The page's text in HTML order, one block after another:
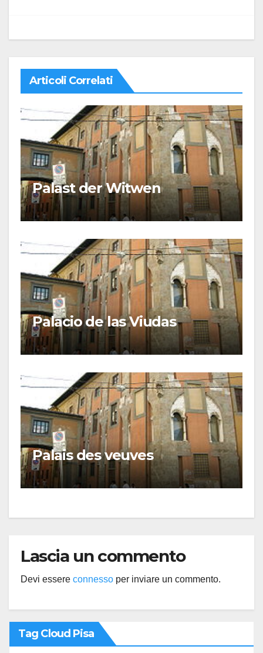
Articoli Correlati
Palast der Witwen
Palacio de las Viudas
Palais des veuves
Lascia un commento
Devi essere connesso per inviare un commento.
Tag Cloud Pisa